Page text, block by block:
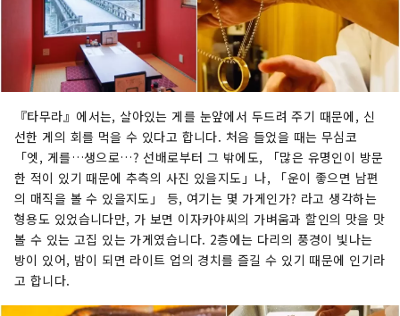
『타무라』에서는, 살아있는 게를 눈앞에서 두드려 주기 때문에, 신
선한 게의 회를 먹을 수 있다고 합니다. 처음 들었을 때는 무심코
「엣, 게를…생으로…? 선배로부터 그 밖에도, 「많은 유명인이 방문
한 적이 있기 때문에 추측의 사진 있을지도」나, 「운이 좋으면 남편
의 매직을 볼 수 있을지도」 등, 여기는 몇 가게인가? 라고 생각하는
형용도 있었습니다만, 가 보면 이자카야씨의 가벼움과 할인의 맛을 맛
볼 수 있는 고집 있는 가게였습니다. 2층에는 다리의 풍경이 빛나는
방이 있어, 밤이 되면 라이트 업의 경치를 즐길 수 있기 때문에 인기라
고 합니다.